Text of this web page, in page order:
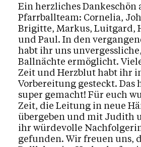
Ein herzliches Dankeschön
Pfarrballteam: Cornelia,
Brigitte, Markus, Luitgard,
und Paul. In den
habt ihr uns
Ballnächte ermöglicht.
Zeit und Herzblut habt ihr
Vorbereitung gesteckt. Das
super gemacht! Für euch
Zeit, die Leitung in neue
übergeben und mit Judith
ihr würdevolle
gefunden. Wir freuen uns,